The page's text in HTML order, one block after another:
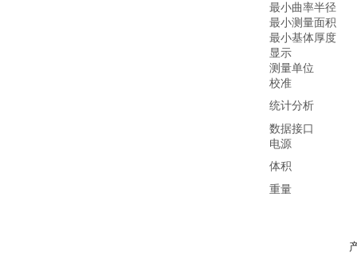
最小曲率半径
最小测量面积
最小基体厚度
显示
测量单位
校准
统计分析
数据接口
电源
体积
重量